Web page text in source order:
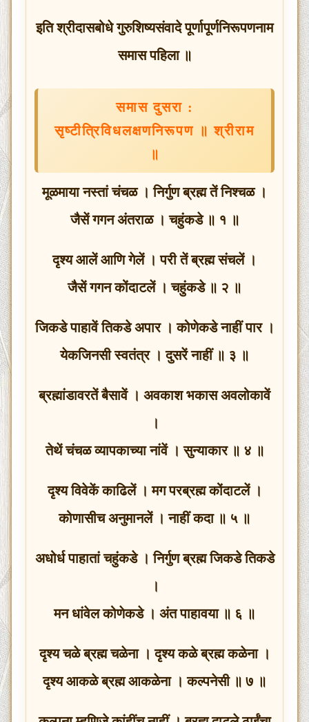
इति श्रीदासबोधे गुरुशिष्यसंवादे पूर्णापूर्णनिरूपणनाम
समास पहिला ॥
समास दुसरा :
सृष्टीत्रिविधलक्षणनिरूपण ॥ श्रीराम
॥
मूळमाया नस्तां चंचळ । निर्गुण ब्रह्म तें निश्चळ ।
जैसें गगन अंतराळ । चहुंकडे ॥ १ ॥
दृश्य आलें आणि गेलें । परी तें ब्रह्म संचलें ।
जैसें गगन कोंदाटलें । चहुंकडे ॥ २ ॥
जिकडे पाहावें तिकडे अपार । कोणेकडे नाहीं पार ।
येकजिनसी स्वतंत्र । दुसरें नाहीं ॥ ३ ॥
ब्रह्मांडावरतें बैसावें । अवकाश भकास अवलोकावें
।
तेथें चंचळ व्यापकाच्या नांवें । सुन्याकार ॥ ४ ॥
दृश्य विवेकें काढिलें । मग परब्रह्म कोंदाटलें ।
कोणासीच अनुमानलें । नाहीं कदा ॥ ५ ॥
अधोर्ध पाहातां चहुंकडे । निर्गुण ब्रह्म जिकडे तिकडे
।
मन धांवेल कोणेकडे । अंत पाहावया ॥ ६ ॥
दृश्य चळे ब्रह्म चळेना । दृश्य कळे ब्रह्म कळेना ।
दृश्य आकळे ब्रह्म आकळेना । कल्पनेसी ॥ ७ ॥